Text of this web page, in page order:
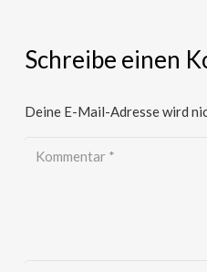
Schreibe einen
Deine E-Mail-Adresse wird